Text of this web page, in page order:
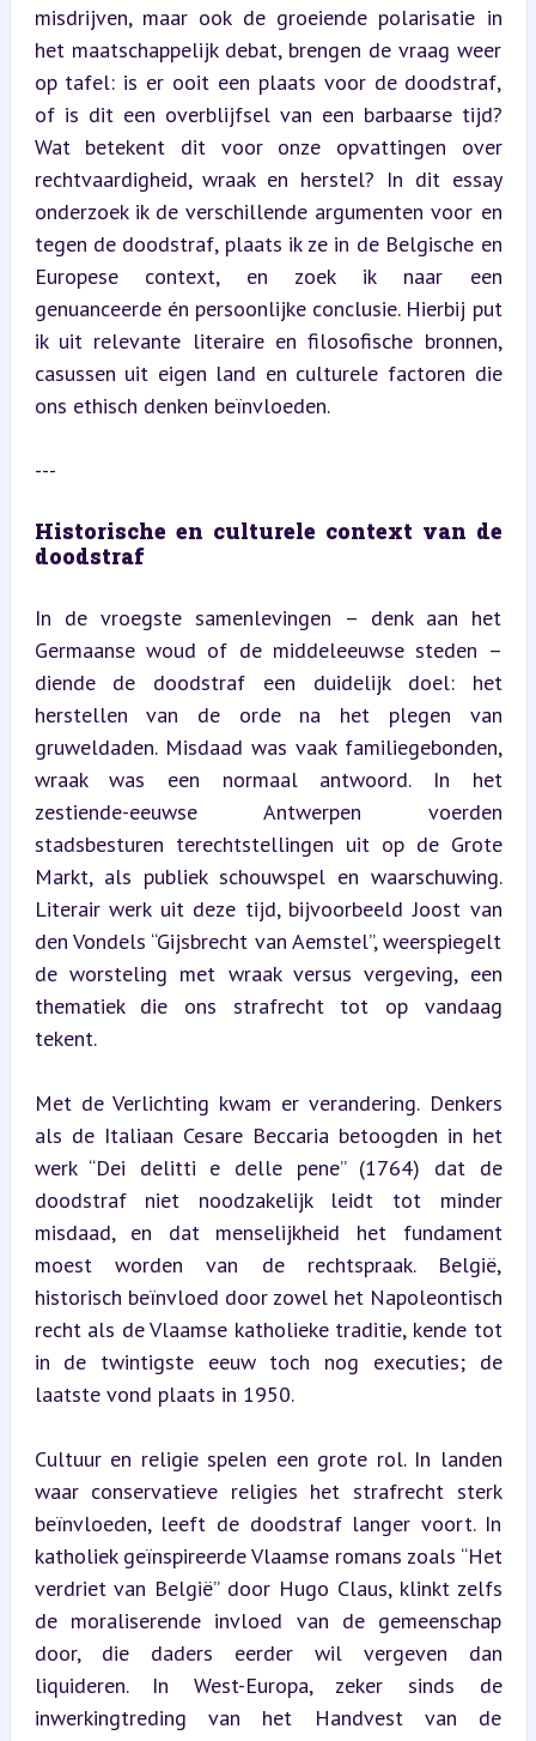
misdrijven, maar ook de groeiende polarisatie in
het maatschappelijk debat, brengen de vraag weer
op tafel: is er ooit een plaats voor de doodstraf,
of is dit een overblijfsel van een barbaarse tijd?
Wat betekent dit voor onze opvattingen over
rechtvaardigheid, wraak en herstel? In dit essay
onderzoek ik de verschillende argumenten voor en
tegen de doodstraf, plaats ik ze in de Belgische en
Europese context, en zoek ik naar een
genuanceerde én persoonlijke conclusie. Hierbij put
ik uit relevante literaire en filosofische bronnen,
casussen uit eigen land en culturele factoren die
ons ethisch denken beïnvloeden.
---
Historische en culturele context van de
doodstraf
In de vroegste samenlevingen – denk aan het
Germaanse woud of de middeleeuwse steden –
diende de doodstraf een duidelijk doel: het
herstellen van de orde na het plegen van
gruweldaden. Misdaad was vaak familiegebonden,
wraak was een normaal antwoord. In het
zestiende-eeuwse Antwerpen voerden
stadsbesturen terechtstellingen uit op de Grote
Markt, als publiek schouwspel en waarschuwing.
Literair werk uit deze tijd, bijvoorbeeld Joost van
den Vondels “Gijsbrecht van Aemstel”, weerspiegelt
de worsteling met wraak versus vergeving, een
thematiek die ons strafrecht tot op vandaag
tekent.
Met de Verlichting kwam er verandering. Denkers
als de Italiaan Cesare Beccaria betoogden in het
werk “Dei delitti e delle pene” (1764) dat de
doodstraf niet noodzakelijk leidt tot minder
misdaad, en dat menselijkheid het fundament
moest worden van de rechtspraak. België,
historisch beïnvloed door zowel het Napoleontisch
recht als de Vlaamse katholieke traditie, kende tot
in de twintigste eeuw toch nog executies; de
laatste vond plaats in 1950.
Cultuur en religie spelen een grote rol. In landen
waar conservatieve religies het strafrecht sterk
beïnvloeden, leeft de doodstraf langer voort. In
katholiek geïnspireerde Vlaamse romans zoals “Het
verdriet van België” door Hugo Claus, klinkt zelfs
de moraliserende invloed van de gemeenschap
door, die daders eerder wil vergeven dan
liquideren. In West-Europa, zeker sinds de
inwerkingtreding van het Handvest van de